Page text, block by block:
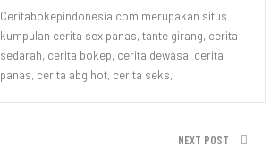
Ceritabokepindonesia.com merupakan situs
kumpulan cerita sex panas, tante girang, cerita
sedarah, cerita bokep, cerita dewasa, cerita
panas, cerita abg hot, cerita seks,
NEXT POST